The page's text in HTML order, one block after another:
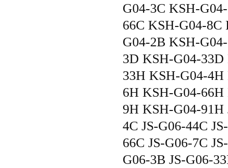
G04-3C KSH-
66C KSH-G04-
G04-2B KSH-
3D KSH-G04-
33H KSH-G04-
6H KSH-G04-
9H KSH-G04-91H
4C JS-G06-44C
66C JS-G06-7C
G06-3B JS-G06-